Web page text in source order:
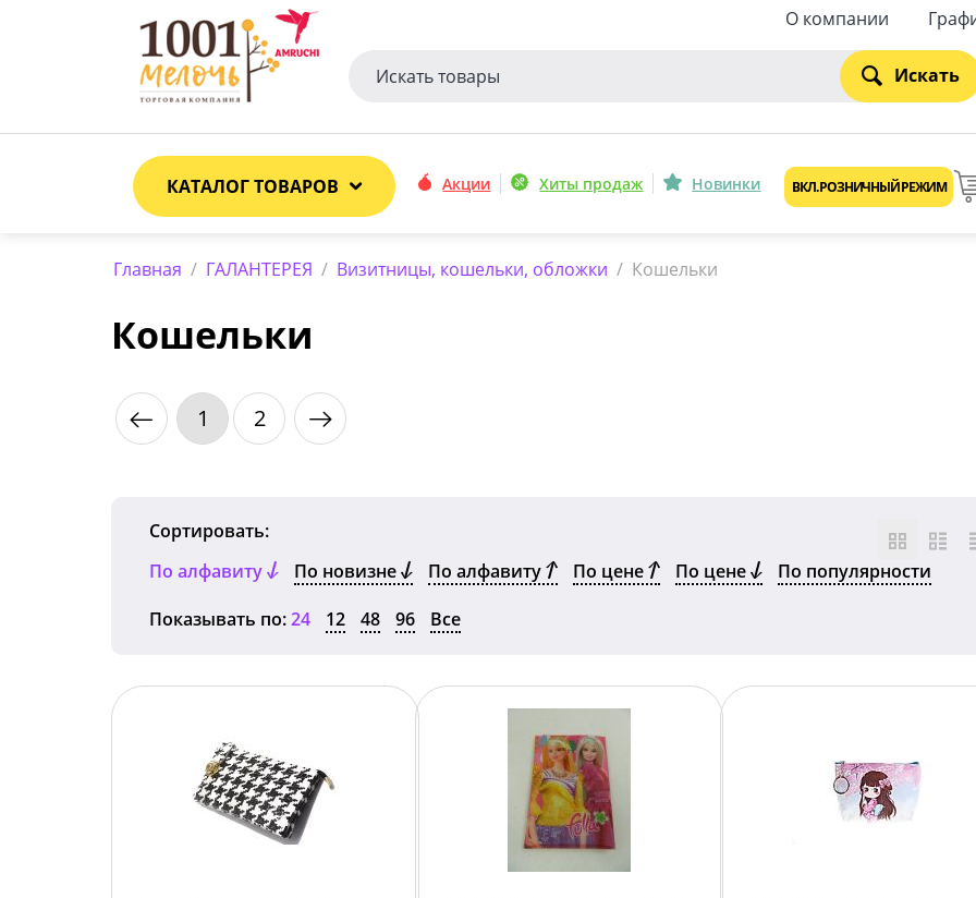
О компании
Искать
КАТАЛОГ ТОВАРОВ Акции Хиты продаж Новинки ВКЛ. РОЗНИЧНЫЙ РЕЖИМ
Главная / ГАЛАНТЕРЕЯ / Визитницы, кошельки, обложки / Кошельки
Кошельки
1 2
Сортировать:
По алфавиту
По новизне По алфавиту По цене По цене
По популярности
Показывать по:24 12 48 96 Все